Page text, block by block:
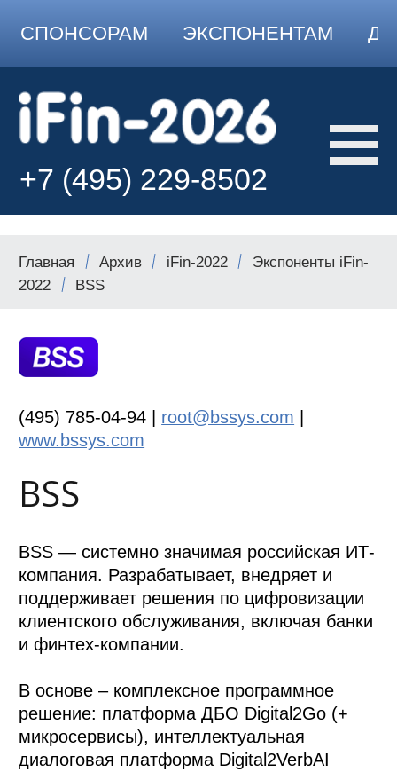
СПОНСОРАМ ЭКСПОНЕНТАМ
+7 (495) 229-8502
Главная Архив iFin-2022
Экспоненты iFin-
2022
BSS
(495) 785-04-94 | root@bssys.com
www.bssys.com
BSS
BSS — системно значимая российская ИТ-
компания. Разрабатывает, внедряет и
поддерживает решения по цифровизации
клиентского обслуживания, включая банки
и финтех-компании.
В основе – комплексное программное
решение: платформа ДБО Digital2Go (+
микросервисы), интеллектуальная
диалоговая платформа Digital2VerbAI